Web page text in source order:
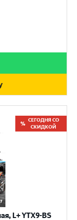
СЕГОДНЯ СО
СКИДКОЙ
L+ YTX9-BS